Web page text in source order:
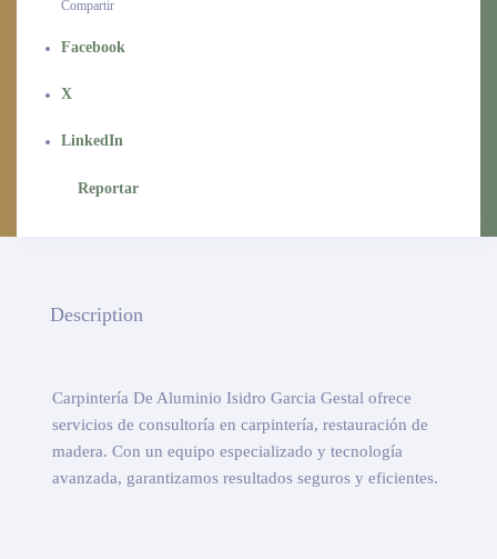
Compartir
Facebook
X
LinkedIn
Reportar
Description
Carpintería De Aluminio Isidro Garcia Gestal ofrece
servicios de consultoría en carpintería, restauración de
madera. Con un equipo especializado y tecnología
avanzada, garantizamos resultados seguros y eficientes.